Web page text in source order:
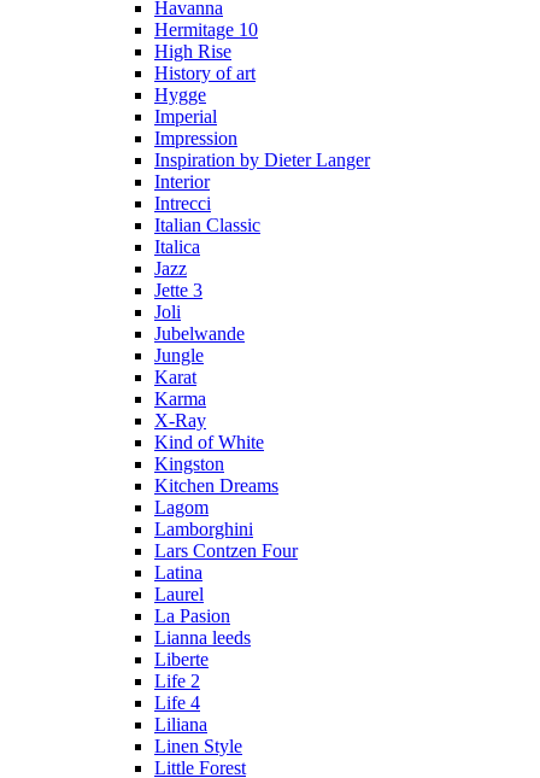
Havanna
Hermitage 10
High Rise
History of art
Hygge
Imperial
Impression
Inspiration by Dieter Langer
Interior
Intrecci
Italian Classic
Italica
Jazz
Jette 3
Joli
Jubelwande
Jungle
Karat
Karma
Х-Ray
Kind of White
Kingston
Kitchen Dreams
Lagom
Lamborghini
Lars Contzen Four
Latina
Laurel
La Pasion
Lianna leeds
Liberte
Life 2
Life 4
Liliana
Linen Style
Little Forest